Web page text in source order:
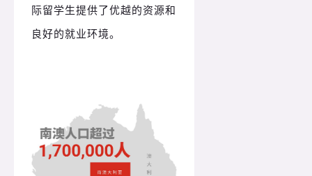
际留学生提供了优越的资源和
良好的就业环境。